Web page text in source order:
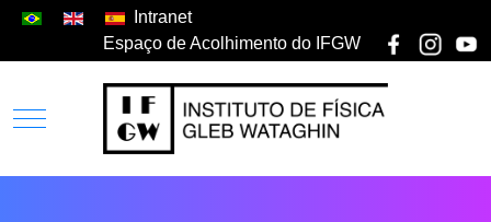
Intranet
Espaço de Acolhimento do IFGW